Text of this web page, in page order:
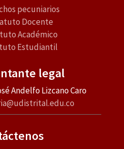
pecuniarios
Docente
Académico
Estudiantil
legal
Andelfo Lizcano Caro